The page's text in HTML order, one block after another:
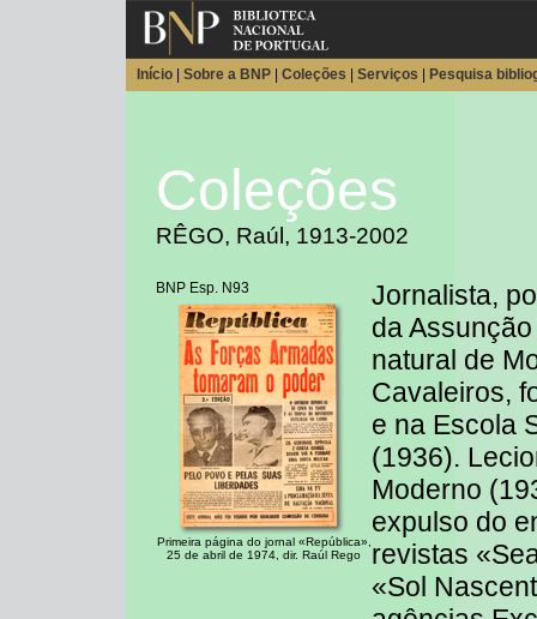
Início Sobre a BNP Coleções Serviços Pesquisa
Coleções
RÊGO, Raúl, 1913-2002
BNP Esp. N93
Primeira página do jornal «República»,
25 de abril de 1974, dir. Raúl Rego
Jornalista,
da
natural de
Cavaleiros,
e na Escola
(1936).
Moderno
expulso do
revistas
«Sol